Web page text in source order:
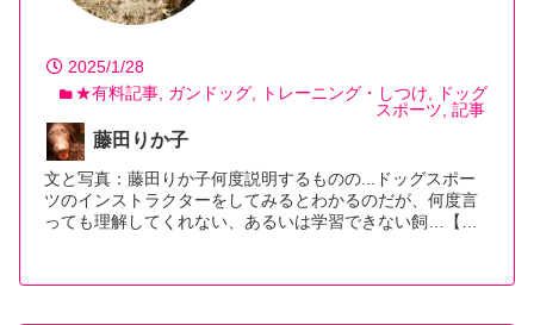
2025/1/28
★有料記事 ガンドッグ トレーニング・しつけ
ドッグ
スポーツ 記事
藤田りか子
文と写真：藤田りか子何度説明するものの...ドッグスポー
ツのインストラクターをしてみるとわかるのだが、何度言
っても理解してくれない、あるいは学習できない飼…【続